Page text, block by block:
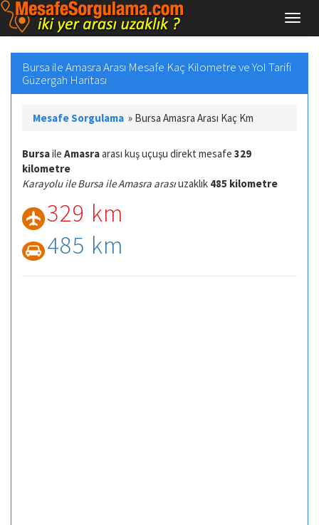
Bursa ile Amasra Arası Mesafe Kaç Kilometre ve Yol Tarifi
Güzergah Haritası
Mesafe Sorgulama » Bursa Amasra Arası Kaç Km
Bursaile Amasraarası kuş uçuşu direkt mesafe 329
kilometre
Karayolu ile Bursa ile Amasra arasıuzaklık 485 kilometre
329 km
485 km